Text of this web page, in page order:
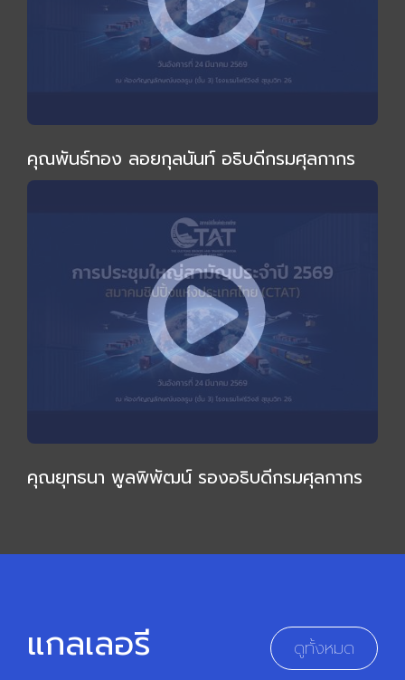
คุณพันธ์ทอง ลอยกุลนันท์ อธิบดีกรมศุลกากร
ร่วมงานและกล่าวปาฐกถาพิเศษในการประชุมใหญ่
คุณยุทธนา พูลพิพัฒน์ รองอธิบดีกรมศุลกากร
แกลเลอรี ดูทั้งหมด